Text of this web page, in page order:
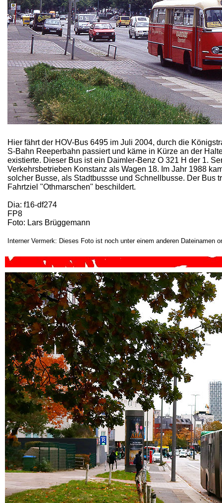
Hier fährt der HOV-Bus 6495 im Juli 2004, durch die
S-Bahn Reeperbahn passiert und käme in Kürze an der
existierte. Dieser Bus ist ein Daimler-Benz O 321 H der 1.
Verkehrsbetrieben Konstanz als Wagen 18. Im Jahr 1988
solcher Busse, als Stadtbussse und Schnellbusse. Der Bus
Fahrtziel "Othmarschen" beschildert.
Dia: f16-df274
FP8
Foto: Lars Brüggemann
Interner Vermerk: Dieses Foto ist noch unter einem anderen Dateinamen